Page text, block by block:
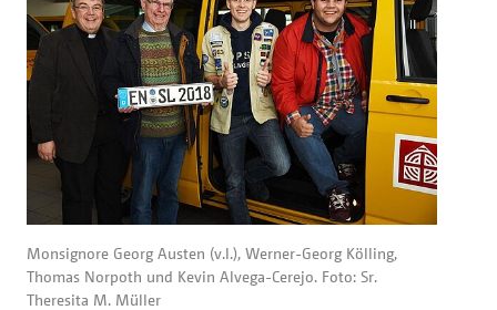
Monsignore Georg Austen (v.l.), Werner-Georg Kölling,
Thomas Norpoth und Kevin Alvega-Cerejo. Foto: Sr.
Theresita M. Müller